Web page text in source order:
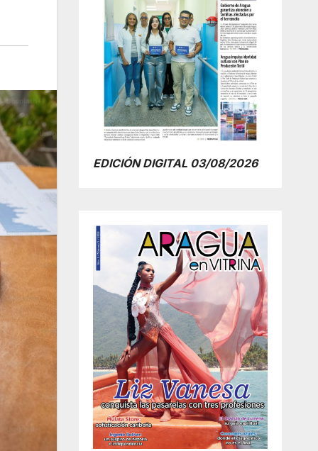
EDICIÓN DIGITAL 03/08/2026